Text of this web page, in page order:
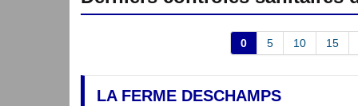
0 5 10 15
LA FERME DESCHAMPS